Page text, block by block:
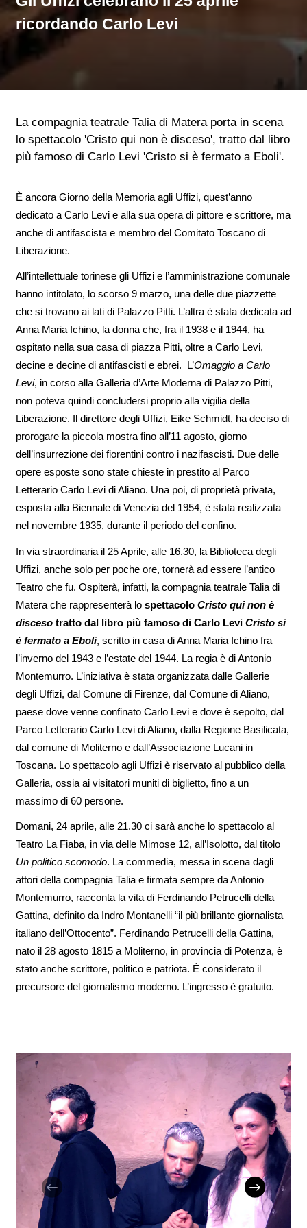
ricordando Carlo Levi
La compagnia teatrale Talia di Matera porta in scena
lo spettacolo 'Cristo qui non è disceso', tratto dal libro
più famoso di Carlo Levi 'Cristo si è fermato a Eboli'.
È ancora Giorno della Memoria agli Uffizi, quest’anno
dedicato a Carlo Levi e alla sua opera di pittore e scrittore, ma
anche di antifascista e membro del Comitato Toscano di
Liberazione.
All’intellettuale torinese gli Uffizi e l’amministrazione comunale
hanno intitolato, lo scorso 9 marzo, una delle due piazzette
che si trovano ai lati di Palazzo Pitti. L’altra è stata dedicata ad
Anna Maria Ichino, la donna che, fra il 1938 e il 1944, ha
ospitato nella sua casa di piazza Pitti, oltre a Carlo Levi,
decine e decine di antifascisti e ebrei. L’Omaggio a Carlo
Levi, in corso alla Galleria d’Arte Moderna di Palazzo Pitti,
non poteva quindi concludersi proprio alla vigilia della
Liberazione. Il direttore degli Uffizi, Eike Schmidt, ha deciso di
prorogare la piccola mostra fino all’11 agosto, giorno
dell’insurrezione dei fiorentini contro i nazifascisti. Due delle
opere esposte sono state chieste in prestito al Parco
Letterario Carlo Levi di Aliano. Una poi, di proprietà privata,
esposta alla Biennale di Venezia del 1954, è stata realizzata
nel novembre 1935, durante il periodo del confino.
In via straordinaria il 25 Aprile, alle 16.30, la Biblioteca degli
Uffizi, anche solo per poche ore, tornerà ad essere l’antico
Teatro che fu. Ospiterà, infatti, la compagnia teatrale Talia di
Matera che rappresenterà lo spettacolo Cristo qui non è
discesotratto dal libro più famoso di Carlo Levi Cristo si
è fermato a Eboli, scritto in casa di Anna Maria Ichino fra
l’inverno del 1943 e l’estate del 1944. La regia è di Antonio
Montemurro. L’iniziativa è stata organizzata dalle Gallerie
degli Uffizi, dal Comune di Firenze, dal Comune di Aliano,
paese dove venne confinato Carlo Levi e dove è sepolto, dal
Parco Letterario Carlo Levi di Aliano, dalla Regione Basilicata,
dal comune di Moliterno e dall’Associazione Lucani in
Toscana. Lo spettacolo agli Uffizi è riservato al pubblico della
Galleria, ossia ai visitatori muniti di biglietto, fino a un
massimo di 60 persone.
Domani, 24 aprile, alle 21.30 ci sarà anche lo spettacolo al
Teatro La Fiaba, in via delle Mimose 12, all’Isolotto, dal titolo
Un politico scomodo. La commedia, messa in scena dagli
attori della compagnia Talia e firmata sempre da Antonio
Montemurro, racconta la vita di Ferdinando Petrucelli della
Gattina, definito da Indro Montanelli “il più brillante giornalista
italiano dell’Ottocento”. Ferdinando Petrucelli della Gattina,
nato il 28 agosto 1815 a Moliterno, in provincia di Potenza, è
stato anche scrittore, politico e patriota. È considerato il
precursore del giornalismo moderno. L’ingresso è gratuito.